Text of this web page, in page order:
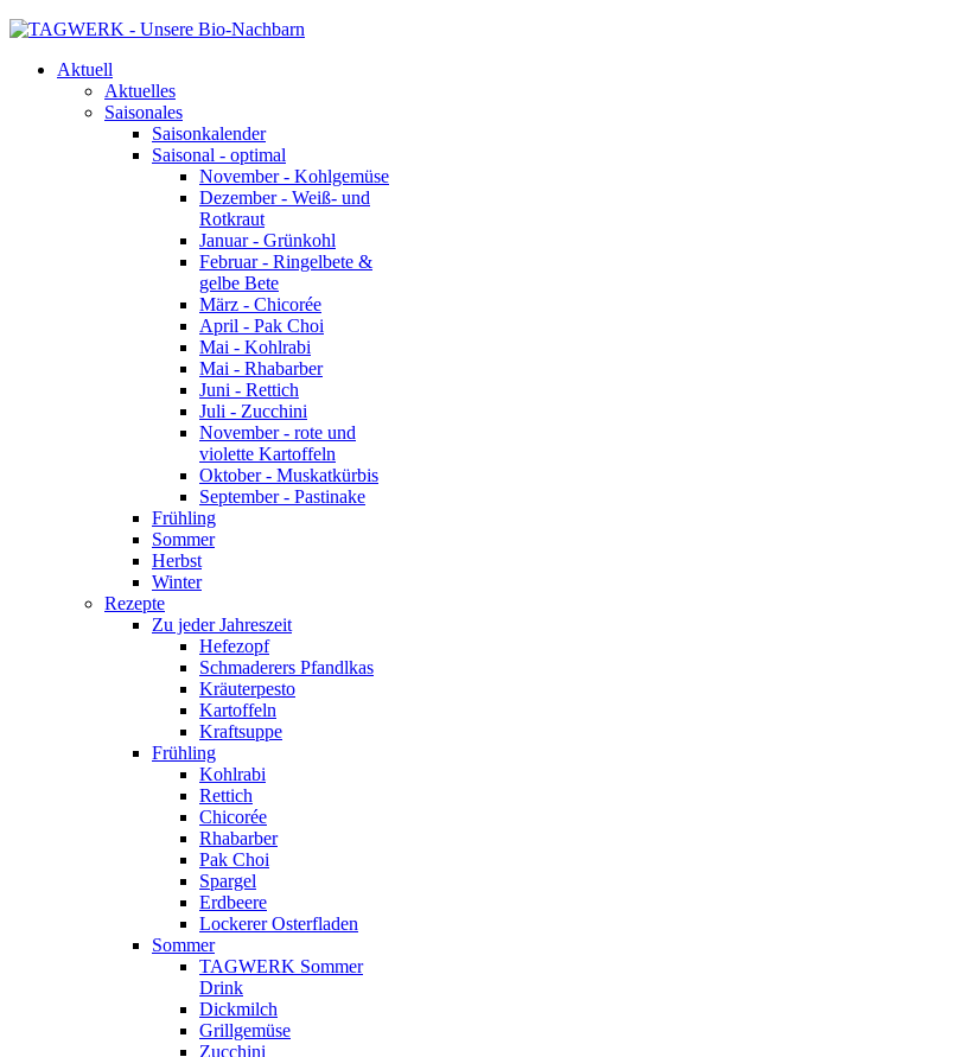
Aktuell
Aktuelles
Saisonales
Saisonkalender
Saisonal - optimal
November - Kohlgemüse
Dezember - Weiß- und
Rotkraut
Januar - Grünkohl
Februar - Ringelbete &
gelbe Bete
März - Chicorée
April - Pak Choi
Mai - Kohlrabi
Mai - Rhabarber
Juni - Rettich
Juli - Zucchini
November - rote und
violette Kartoffeln
Oktober - Muskatkürbis
September - Pastinake
Frühling
Sommer
Herbst
Winter
Rezepte
Zu jeder Jahreszeit
Hefezopf
Schmaderers Pfandlkas
Kräuterpesto
Kartoffeln
Kraftsuppe
Frühling
Kohlrabi
Rettich
Chicorée
Rhabarber
Pak Choi
Spargel
Erdbeere
Lockerer Osterfladen
Sommer
TAGWERK Sommer
Drink
Dickmilch
Grillgemüse
Zucchini